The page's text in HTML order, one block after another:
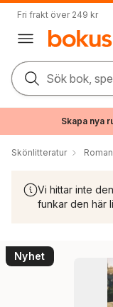
Fri frakt över 249 kr
Sök bok,
Skapa nya
Skönlitteratur
Vi hittar inte
funkar den här
Nyhet